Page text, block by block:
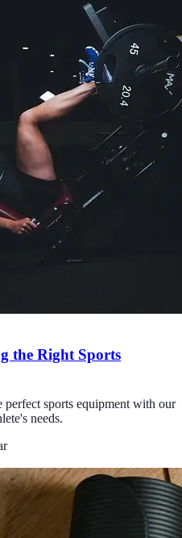
the Right Sports
sports equipment with our
needs.